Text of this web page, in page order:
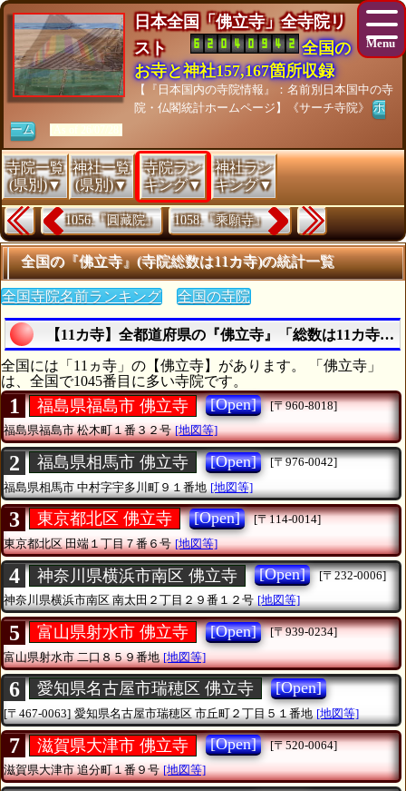
日本全国「佛立寺」全寺院リ
スト
全国の
お寺と神社157,167箇所収録
【『日本国内の寺院情報』：名前別日本国中の寺
院・仏閣統計ホームページ】《サーチ寺院》ホ
ーム
[As of 26/07/28]
寺院一覧
(県別)▼
神社一覧
(県別)▼
寺院ラン
キング▼
神社ラン
キング▼
1056.『圓藏院』 1058.『乘願寺』
全国の『佛立寺』(寺院総数は11カ寺)の統計一覧
全国寺院名前ランキング 全国の寺院
【11カ寺】全都道府県の『佛立寺』「総数は11カ寺」
全国には「11ヵ寺」の【佛立寺】があります。 「佛立寺」
は、全国で1045番目に多い寺院です。
1 福島県福島市 佛立寺 [Open]
[〒960-8018]
福島県福島市松木町１番３２号 [地図等]
2 福島県相馬市 佛立寺 [Open]
[〒976-0042]
福島県相馬市 中村字宇多川町９１番地 [地図等]
3 東京都北区 佛立寺 [Open]
[〒114-0014]
東京都北区田端１丁目７番６号 [地図等]
4 神奈川県横浜市南区 佛立寺 [Open]
[〒232-0006]
神奈川県横浜市南区南太田２丁目２９番１２号 [地図等]
5 富山県射水市 佛立寺 [Open]
[〒939-0234]
富山県射水市二口８５９番地 [地図等]
6 愛知県名古屋市瑞穂区 佛立寺 [Open]
[〒467-0063] 愛知県名古屋市瑞穂区 市丘町２丁目５１番地 [地図等]
7 滋賀県大津市 佛立寺 [Open]
[〒520-0064]
滋賀県大津市追分町１番９号 [地図等]